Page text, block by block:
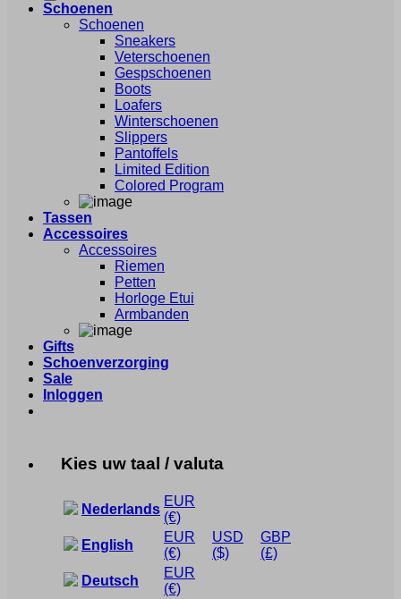
Schoenen
Schoenen
Sneakers
Veterschoenen
Gespschoenen
Boots
Loafers
Winterschoenen
Slippers
Pantoffels
Limited Edition
Colored Program
Tassen
Accessoires
Accessoires
Riemen
Petten
Horloge Etui
Armbanden
Gifts
Schoenverzorging
Sale
Inloggen
Kies uw taal / valuta
Nederlands
EUR
(€)
English
EUR
(€)
USD
($)
GBP
(£)
Deutsch
EUR
(€)